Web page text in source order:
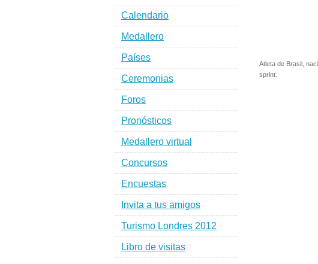
Atleta de Brasil,
sprint.
Calendario
Medallero
Países
Ceremonias
Foros
Pronósticos
Medallero virtual
Concursos
Encuestas
Invita a tus amigos
Turismo Londres 2012
Libro de visitas